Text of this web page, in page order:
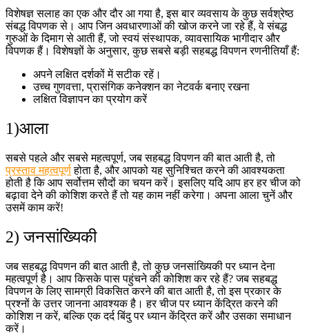
विशेषज्ञ सलाह का एक और दौर आ गया है, इस बार व्यवसाय के कुछ सर्वश्रेष्ठ
संबद्ध विपणक से। आप जिन अवधारणाओं की खोज करने जा रहे हैं, वे संबद्ध
गुरुओं के दिमाग से आती हैं, जो स्वयं संस्थापक, व्यावसायिक भागीदार और
विपणक हैं। विशेषज्ञों के अनुसार, कुछ सबसे बड़ी सहबद्ध विपणन रणनीतियाँ हैं:
अपने लक्षित दर्शकों में सटीक रहें।
उच्च गुणवत्ता, प्रासंगिक कनेक्शन का नेटवर्क बनाए रखना
लक्षित विज्ञापन का प्रयोग करें
1)आला
सबसे पहले और सबसे महत्वपूर्ण, जब सहबद्ध विपणन की बात आती है, तो
प्रस्ताव महत्वपूर्णहोता है, और आपको यह सुनिश्चित करने की आवश्यकता
होती है कि आप सर्वोत्तम सौदों का चयन करें। इसलिए यदि आप हर हर चीज को
बढ़ावा देने की कोशिश करते हैं तो यह काम नहीं करेगा। अपना आला चुनें और
उसमें काम करें!
2) जनसांख्यिकी
जब सहबद्ध विपणन की बात आती है, तो कुछ जनसांख्यिकी पर ध्यान देना
महत्वपूर्ण है। आप किसके पास पहुंचने की कोशिश कर रहे हैं? जब सहबद्ध
विपणन के लिए सामग्री विकसित करने की बात आती है, तो इस प्रकार के
प्रश्नों के उत्तर जानना आवश्यक है। हर चीज पर ध्यान केंद्रित करने की
कोशिश न करें, बल्कि एक दर्द बिंदु पर ध्यान केंद्रित करें और उसका समाधान
करें।